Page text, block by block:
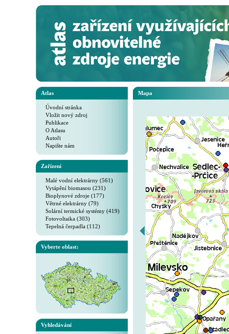
Atlas
Úvodní stránka
Vložit nový zdroj
Publikace
O Atlasu
Autoři
Napište nám
Zařízení
Malé vodní elektrárny (561)
Vytápění biomasou (231)
Bioplynové zdroje (177)
Větrné elektrárny (79)
Solární termické systémy (419)
Fotovoltaika (303)
Tepelná čerpadla (112)
Vyberte oblast:
Vyhledávání
Mapa